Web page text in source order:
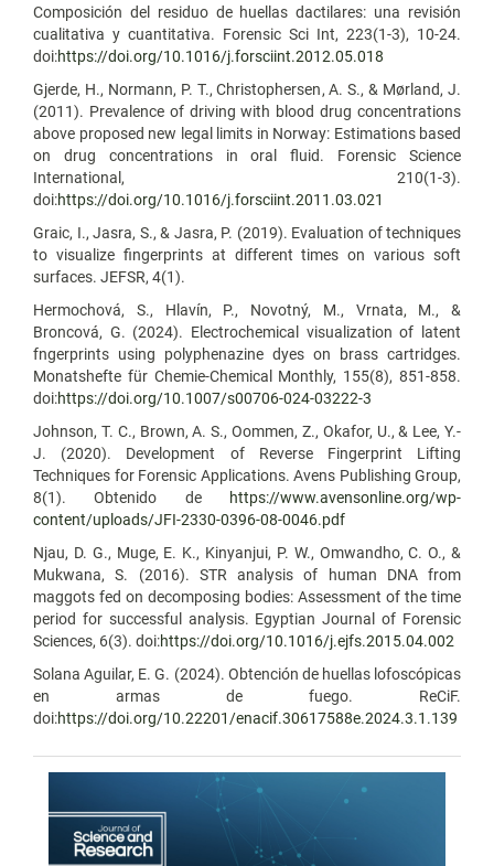
Composición del residuo de huellas dactilares: una revisión
cualitativa y cuantitativa. Forensic Sci Int, 223(1-3), 10-24.
doi:https://doi.org/10.1016/j.forsciint.2012.05.018
Gjerde, H., Normann, P. T., Christophersen, A. S., & Mørland, J.
(2011). Prevalence of driving with blood drug concentrations
above proposed new legal limits in Norway: Estimations based
on drug concentrations in oral fluid. Forensic Science
International, 210(1-3).
doi:https://doi.org/10.1016/j.forsciint.2011.03.021
Graic, I., Jasra, S., & Jasra, P. (2019). Evaluation of techniques
to visualize fingerprints at different times on various soft
surfaces. JEFSR, 4(1).
Hermochová, S., Hlavín, P., Novotný, M., Vrnata, M., &
Broncová, G. (2024). Electrochemical visualization of latent
fngerprints using polyphenazine dyes on brass cartridges.
Monatshefte für Chemie-Chemical Monthly, 155(8), 851-858.
doi:https://doi.org/10.1007/s00706-024-03222-3
Johnson, T. C., Brown, A. S., Oommen, Z., Okafor, U., & Lee, Y.-
J. (2020). Development of Reverse Fingerprint Lifting
Techniques for Forensic Applications. Avens Publishing Group,
8(1). Obtenido de
https://www.avensonline.org/wp-
content/uploads/JFI-2330-0396-08-0046.pdf
Njau, D. G., Muge, E. K., Kinyanjui, P. W., Omwandho, C. O., &
Mukwana, S. (2016). STR analysis of human DNA from
maggots fed on decomposing bodies: Assessment of the time
period for successful analysis. Egyptian Journal of Forensic
Sciences, 6(3). doi:https://doi.org/10.1016/j.ejfs.2015.04.002
Solana Aguilar, E. G. (2024). Obtención de huellas lofoscópicas
en armas de fuego. ReCiF.
doi:https://doi.org/10.22201/enacif.30617588e.2024.3.1.139